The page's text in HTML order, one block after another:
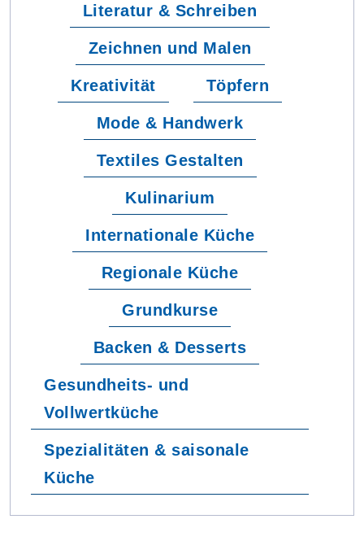
Literatur & Schreiben
Zeichnen und Malen
Kreativität Töpfern
Mode & Handwerk
Textiles Gestalten
Kulinarium
Internationale Küche
Regionale Küche
Grundkurse
Backen & Desserts
Gesundheits- und
Vollwertküche
Spezialitäten & saisonale
Küche